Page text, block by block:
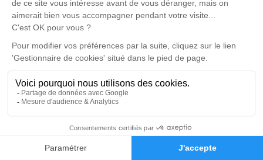
Faire-part Hommages
Cérémonie civile
mardi 10 décembre 2024 à 11h30
Crématorium de Pau
Rue Pierre Brossolette
Je rends hommage